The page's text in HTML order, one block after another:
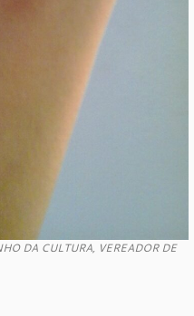
DA CULTURA, VEREADOR DE